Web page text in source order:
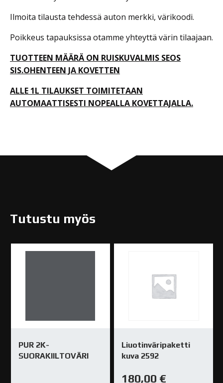
Ilmoita tilausta tehdessä auton merkki, värikoodi.
Poikkeus tapauksissa otamme yhteyttä värin tilaajaan.
TUOTTEEN MÄÄRÄ ON RUISKUVALMIS SEOS
SIS.OHENTEEN JA KOVETTEN
ALLE 1L TILAUKSET TOIMITETAAN
AUTOMAATTISESTI NOPEALLA KOVETTAJALLA.
Tutustu myös
PUR 2K-
SUORAKIILTOVÄRI
Liuotinväripaketti
kuva 2592
180,00 €